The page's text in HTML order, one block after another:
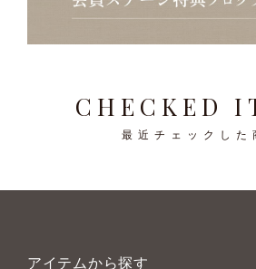
CHECKED
最近チェックした
アイテムから探す